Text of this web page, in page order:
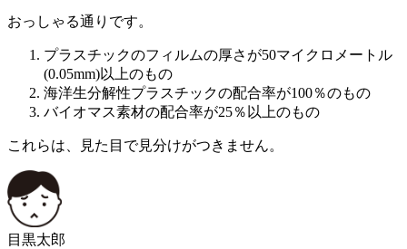
おっしゃる通りです。
プラスチックのフィルムの厚さが50マイクロメートル
(0.05mm)以上のもの
海洋生分解性プラスチックの配合率が100％のもの
バイオマス素材の配合率が25％以上のもの
これらは、見た目で見分けがつきません。
目黒太郎